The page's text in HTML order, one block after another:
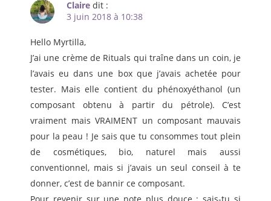
Claire dit :
3 juin 2018 à 10:38
Hello Myrtilla,
J’ai une crème de Rituals qui traîne dans un coin, je
l’avais eu dans une box que j’avais achetée pour
tester. Mais elle contient du phénoxyéthanol (un
composant obtenu à partir du pétrole). C’est
vraiment mais VRAIMENT un composant mauvais
pour la peau ! Je sais que tu consommes tout plein
de cosmétiques, bio, naturel mais aussi
conventionnel, mais si j’avais un seul conseil à te
donner, c’est de bannir ce composant.